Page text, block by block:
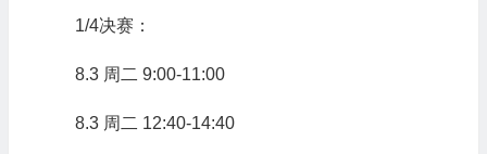
1/4决赛：
8.3 周二 9:00-11:00
8.3 周二 12:40-14:40